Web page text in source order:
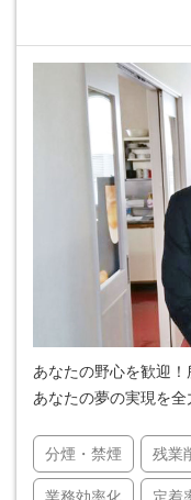
あなたの野心を歓迎！
あなたの夢の実現を全
分煙・禁煙 残業
業務効率化 定着